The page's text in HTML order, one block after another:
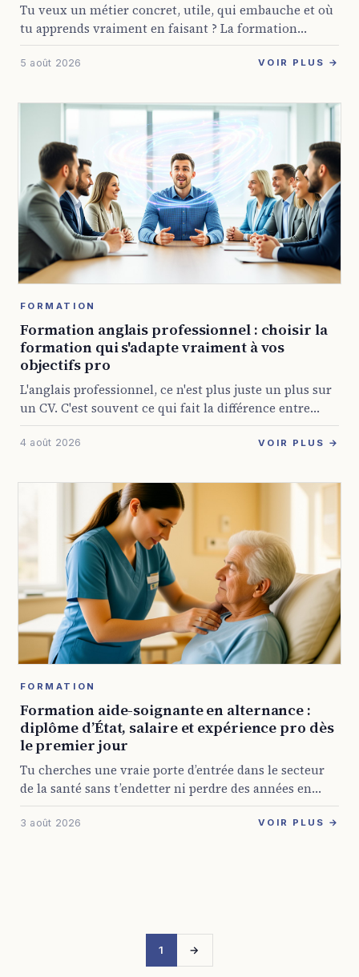
Tu veux un métier concret, utile, qui embauche et où
tu apprends vraiment en faisant ? La formation
auxiliaire de puériculture en alternance coche
beaucoup de cases pour pas mal ...
5 août 2026 VOIR PLUS →
FORMATION
Formation anglais professionnel : choisir la
formation qui s'adapte vraiment à vos
objectifs pro
L'anglais professionnel, ce n'est plus juste un plus sur
un CV. C'est souvent ce qui fait la différence entre
rester bloqué dans son poste et décrocher une mission
internationale, animer ...
4 août 2026 VOIR PLUS →
FORMATION
Formation aide-soignante en alternance :
diplôme d’État, salaire et expérience pro dès
le premier jour
Tu cherches une vraie porte d’entrée dans le secteur
de la santé sans t’endetter ni perdre des années en
cours théoriques ? La formation aide-soignante en
alternance répond à ça ...
3 août 2026 VOIR PLUS →
1 →